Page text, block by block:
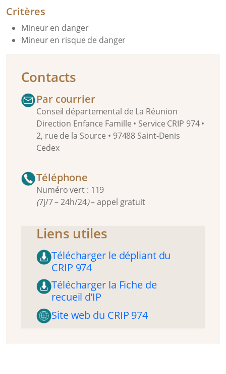
Critères
Mineur en danger
Mineur en risque de danger
Contacts
Par courrier
Conseil départemental de La Réunion
Direction Enfance Famille • Service CRIP 974 •
2, rue de la Source • 97488 Saint-Denis
Cedex
Téléphone
Numéro vert : 119
(7j/7 – 24h/24)– appel gratuit
Liens utiles
Télécharger le dépliant du
CRIP 974
Télécharger la Fiche de
recueil d’IP
Site web du CRIP 974